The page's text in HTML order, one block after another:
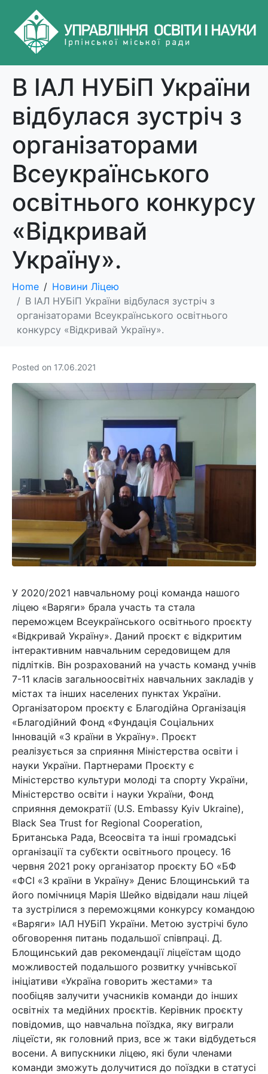
В ІАЛ НУБіП України
відбулася зустріч з
організаторами
Всеукраїнського
освітнього конкурсу
«Відкривай
Україну».
Home
Новини Ліцею
В ІАЛ НУБіП України відбулася зустріч з
організаторами Всеукраїнського освітнього
конкурсу «Відкривай Україну».
Posted on 17.06.2021
У 2020/2021 навчальному році команда нашого
ліцею «Варяги» брала участь та стала
переможцем Всеукраїнського освітнього проєкту
«Відкривай Україну». Даний проєкт є відкритим
інтерактивним навчальним середовищем для
підлітків. Він розрахований на участь команд учнів
7-11 класів загальноосвітніх навчальних закладів у
містах та інших населених пунктах України.
Організатором проєкту є Благодійна Організація
«Благодійний Фонд «Фундація Соціальних
Інновацій «З країни в Україну». Проєкт
реалізується за сприяння Міністерства освіти і
науки України. Партнерами Проєкту є
Міністерство культури молоді та спорту України,
Міністерство освіти і науки України, Фонд
сприяння демократії (U.S. Embassy Kyiv Ukraine),
Black Sea Trust for Regional Cooperation,
Британська Рада, Всеосвіта та інші громадські
організації та суб’єкти освітнього процесу. 16
червня 2021 року організатор проєкту БО «БФ
«ФСІ «З країни в Україну» Денис Блощинський та
його помічниця Марія Шейко відвідали наш ліцей
та зустрілися з переможцями конкурсу командою
«Варяги» ІАЛ НУБіП України. Метою зустрічі було
обговорення питань подальшої співпраці. Д.
Блощинський дав рекомендації ліцеїстам щодо
можливостей подальшого розвитку учнівської
ініціативи «Україна говорить жестами» та
пообіцяв залучити учасників команди до інших
освітніх та медійних проєктів. Керівник проєкту
повідомив, що навчальна поїздка, яку виграли
ліцеїсти, як головний приз, все ж таки відбудеться
восени. А випускники ліцею, які були членами
команди зможуть долучитися до поїздки в статусі